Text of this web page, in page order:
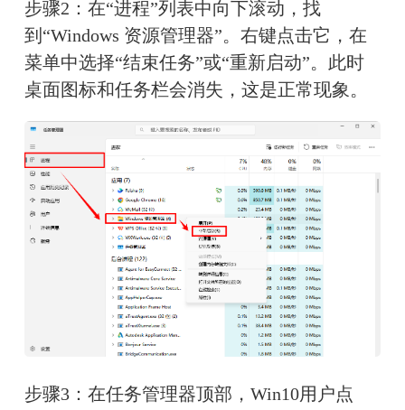
步骤2：在“进程”列表中向下滚动，找
到“Windows 资源管理器”。右键点击它，在
菜单中选择“结束任务”或“重新启动”。此时
桌面图标和任务栏会消失，这是正常现象。
步骤3：在任务管理器顶部，Win10用户点